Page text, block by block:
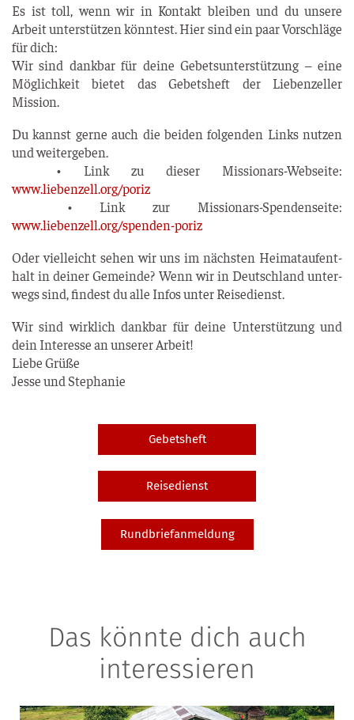
Es ist toll, wenn wir in Kon­takt blei­ben und du unse­re
Arbeit unter­stüt­zen könn­test. Hier sind ein paar Vor­schlä­ge
für dich:
Wir sind dank­bar für dei­ne Gebets­un­ter­stüt­zung – eine
Mög­lich­keit bie­tet das Gebets­heft der Lie­ben­zel­ler
Mission.
Du kannst ger­ne auch die bei­den fol­gen­den Links nut­zen
und wei­ter­ge­ben.
• Link zu die­ser Mis­sio­nars-Web­sei­te:
www.liebenzell.org/poriz
• Link zur Mis­sio­nars-Spen­den­sei­te:
www.liebenzell.org/spenden-poriz
Oder viel­leicht sehen wir uns im nächs­ten Hei­mat­auf­ent­
halt in dei­ner Gemein­de? Wenn wir in Deutsch­land unter­
wegs sind, fin­dest du alle Infos unter Reisedienst.
Wir sind wirk­lich dank­bar für dei­ne Unter­stüt­zung und
dein Inter­es­se an unse­rer Arbeit!
Lie­be Grü­ße
Jes­se und Stephanie
Gebetsheft
Reisedienst
Rundbriefanmeldung
Das könnte dich auch
interessieren